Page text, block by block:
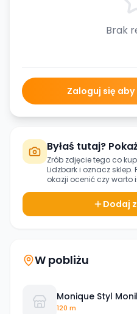
Brak
Zaloguj się
Byłaś tutaj?
Zrób zdjęcie tego co
Lidzbarki oznacz sklep.
okazji ocenić czy warto
Dodaj
W pobliżu
Monique Styl
120 m